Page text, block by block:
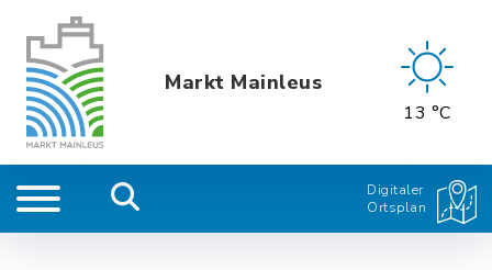
Markt Mainleus
13 °C
Digitaler
Ortsplan